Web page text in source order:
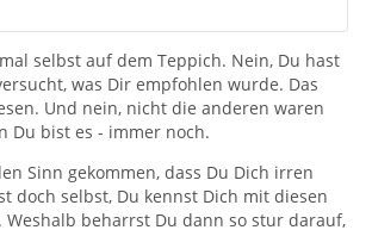
selbst auf dem Teppich. Nein, Du hast
was Dir empfohlen wurde. Das
Und nein, nicht die anderen waren
Du bist es - immer noch.
Sinn gekommen, dass Du Dich irren
doch selbst, Du kennst Dich mit diesen
Weshalb beharrst Du dann so stur darauf,